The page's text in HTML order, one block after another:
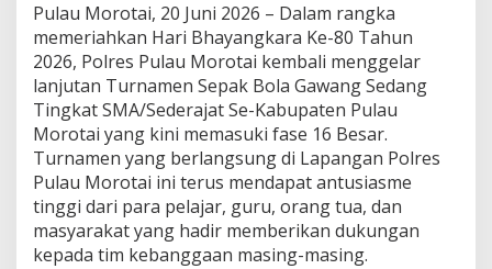
o
r
o
t
a
i
A
j
a
k
M
a
s
Pulau Morotai, 20 Juni 2026 – Dalam rangka
memeriahkan Hari Bhayangkara Ke-80 Tahun
2026, Polres Pulau Morotai kembali menggelar
lanjutan Turnamen Sepak Bola Gawang Sedang
Tingkat SMA/Sederajat Se-Kabupaten Pulau
Morotai yang kini memasuki fase 16 Besar.
Turnamen yang berlangsung di Lapangan Polres
Pulau Morotai ini terus mendapat antusiasme
tinggi dari para pelajar, guru, orang tua, dan
masyarakat yang hadir memberikan dukungan
kepada tim kebanggaan masing-masing.